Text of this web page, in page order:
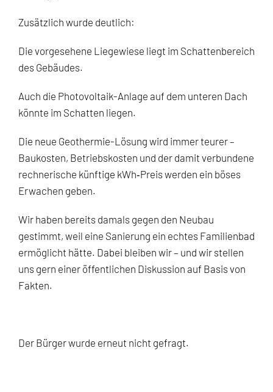
Zusätzlich wurde deutlich:
Die vorgesehene Liegewiese liegt im Schattenbereich
des Gebäudes.
Auch die Photovoltaik-Anlage auf dem unteren Dach
könnte im Schatten liegen.
Die neue Geothermie-Lösung wird immer teurer –
Baukosten, Betriebskosten und der damit verbundene
rechnerische künftige kWh‑Preis werden ein böses
Erwachen geben.
Wir haben bereits damals gegen den Neubau
gestimmt, weil eine Sanierung ein echtes Familienbad
ermöglicht hätte. Dabei bleiben wir – und wir stellen
uns gern einer öffentlichen Diskussion auf Basis von
Fakten.
Der Bürger wurde erneut nicht gefragt.